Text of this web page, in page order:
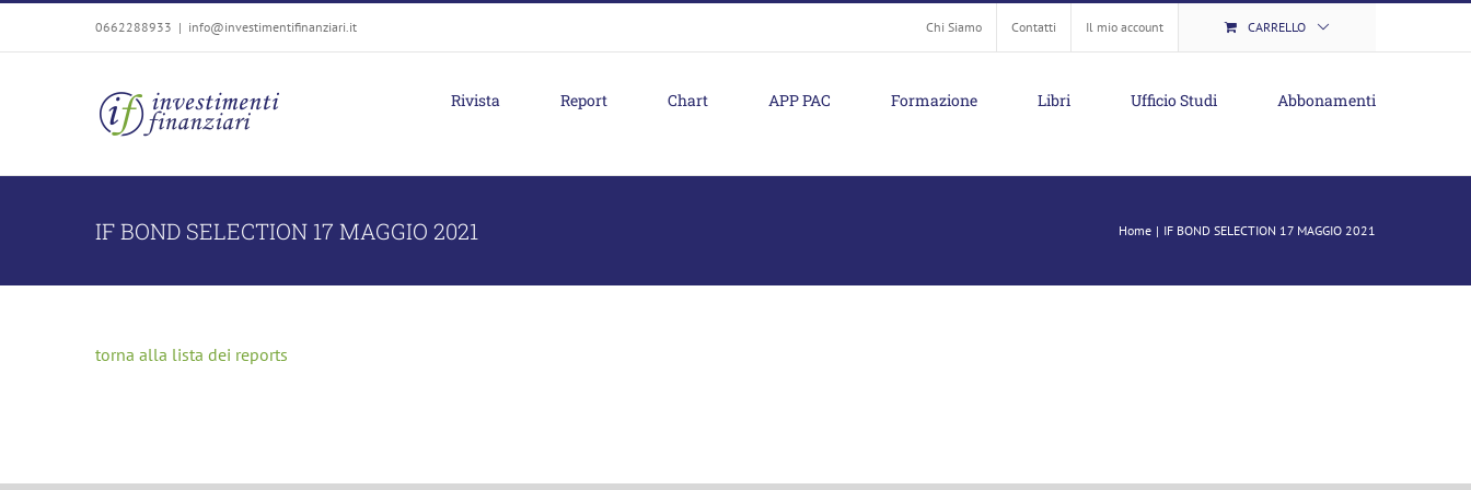
0662288933 | info@investimentifinanziari.it Chi Siamo Contatti Il mio account CARRELLO
Rivista Report Chart APP PAC Formazione Libri Ufficio Studi Abbonamenti
IF BOND SELECTION 17 MAGGIO 2021 Home IF BOND SELECTION 17 MAGGIO 2021
torna alla lista dei reports